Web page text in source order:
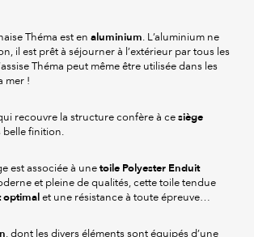
Théma est en aluminium. L’aluminium ne
il est prêt à séjourner à l’extérieur par tous les
Théma peut même être utilisée dans les
mer !
recouvre la structure confère à ce siège
belle finition.
est associée à une toile Polyester Enduit
et pleine de qualités, cette toile tendue
optimalet une résistance à toute épreuve…
, dont les divers éléments sont équipés d’une